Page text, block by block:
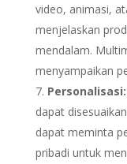
video, animasi,
menjelaskan
mendalam.
menyampaikan
Personalisasi:
dapat
dapat meminta
pribadi untuk